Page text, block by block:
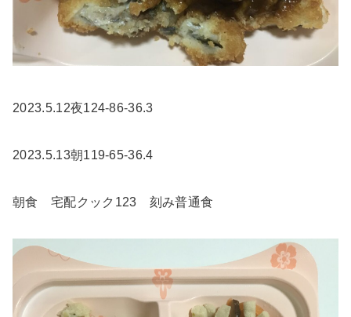
2023.5.12夜124-86-36.3
2023.5.13朝119-65-36.4
朝食 宅配クック123 刻み普通食